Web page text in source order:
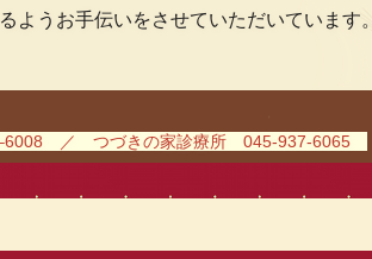
ようお手伝いをさせていただいています。
／ つづきの家診療所 045-937-6065